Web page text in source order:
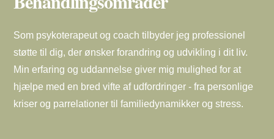
Som psykoterapeut og coach tilbyder jeg professionel
støtte til dig, der ønsker forandring og udvikling i dit liv.
Min erfaring og uddannelse giver mig mulighed for at
hjælpe med en bred vifte af udfordringer - fra personlige
kriser og parrelationer til familiedynamikker og stress.